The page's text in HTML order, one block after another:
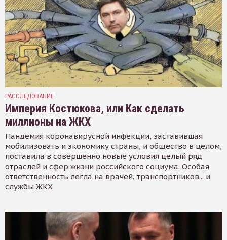
РАССЛЕДОВАНИЕ
Империя Костюкова, или Как сделать
миллионы на ЖКХ
Пандемия коронавирусной инфекции, заставившая
мобилизовать и экономику страны, и общество в целом,
поставила в совершенно новые условия целый ряд
отраслей и сфер жизни российского социума. Особая
ответственность легла на врачей, транспортников... и
службы ЖКХ